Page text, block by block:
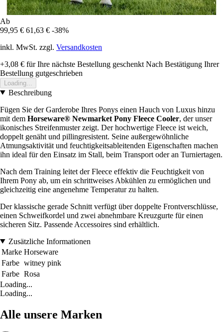
Ab
99,95 € 61,63 € -38%
inkl. MwSt. zzgl. Versandkosten
+3,08 € für Ihre nächste Bestellung geschenkt Nach Bestätigung Ihrer
Bestellung gutgeschrieben
Loading...
Beschreibung
Fügen Sie der Garderobe Ihres Ponys einen Hauch von Luxus hinzu
mit dem Horseware® Newmarket Pony Fleece Cooler, der unser
ikonisches Streifenmuster zeigt. Der hochwertige Fleece ist weich,
doppelt genäht und pillingresistent. Seine außergewöhnliche
Atmungsaktivität und feuchtigkeitsableitenden Eigenschaften machen
ihn ideal für den Einsatz im Stall, beim Transport oder an Turniertagen.
Nach dem Training leitet der Fleece effektiv die Feuchtigkeit von
Ihrem Pony ab, um ein schrittweises Abkühlen zu ermöglichen und
gleichzeitig eine angenehme Temperatur zu halten.
Der klassische gerade Schnitt verfügt über doppelte Frontverschlüsse,
einen Schweifkordel und zwei abnehmbare Kreuzgurte für einen
sicheren Sitz. Passende Accessoires sind erhältlich.
Zusätzliche Informationen
Marke Horseware
Farbe witney pink
Farbe Rosa
Loading...
Loading...
Alle unsere Marken